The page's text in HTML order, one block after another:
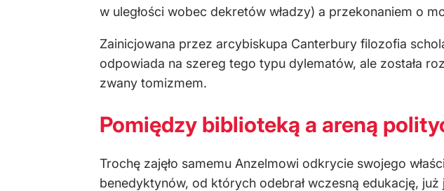
w uległości wobec dekretów władzy) a przekonaniem o
Zainicjowana przez arcybiskupa Canterbury filozofia
odpowiada na szereg tego typu dylematów, ale została
zwany tomizmem.
Pomiędzy biblioteką a areną
Trochę zajęło samemu Anzelmowi odkrycie swojego
benedyktynów, od których odebrał wczesną edukację,